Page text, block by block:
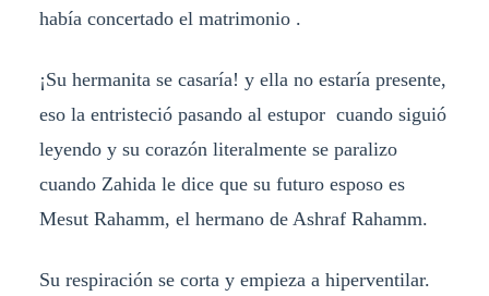
había concertado el matrimonio .
¡Su hermanita se casaría! y ella no estaría presente,
eso la entristeció pasando al estupor cuando siguió
leyendo y su corazón literalmente se paralizo
cuando Zahida le dice que su futuro esposo es
Mesut Rahamm, el hermano de Ashraf Rahamm.
Su respiración se corta y empieza a hiperventilar.